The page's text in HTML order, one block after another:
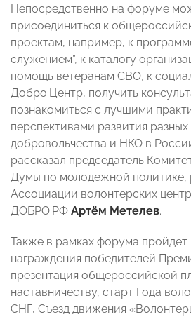
Непосредственно на форуме
присоединиться к
проектам, например, к
служением”, к каталогу
помощь ветеранам СВО, к
Добро.Центр, получить
познакомиться с лучшими
перспективами развития
добровольчества и НКО в
рассказал председатель
Думы по молодежной политике,
Ассоциации волонтерских
ДОБРО.РФ Артём Метелев.
Также в рамках форума пройдет
награждения победителей
презентация общероссийской
наставничеству, старт Года
СНГ, Съезд движения